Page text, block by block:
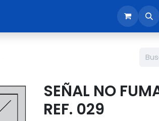
Revisión EPI365
SEÑAL NO
REF. 029